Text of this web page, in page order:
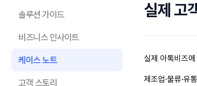
솔루션 가이드
비즈니스 인사이트
케이스 노트
고객 스토리
실제 고
실제 아톡비즈
제조업·물류·유